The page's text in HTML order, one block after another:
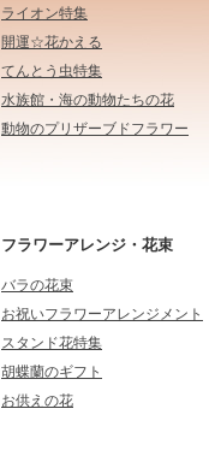
ライオン特集
開運☆花かえる
てんとう虫特集
水族館・海の動物たちの花
動物のプリザーブドフラワー
フラワーアレンジ・花束
バラの花束
お祝いフラワーアレンジメント
スタンド花特集
胡蝶蘭のギフト
お供えの花